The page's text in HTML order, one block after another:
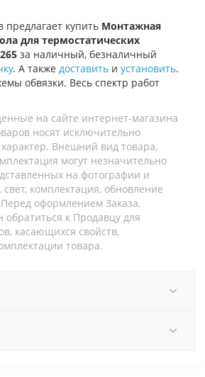
предлагает купить Монтажная
для термостатических
за наличный, безналичный
. А также доставить и установить.
обвязки. Весь спектр работ
на сайте интернет-магазина
носят исключительно
Внешний вид товара,
могут незначительно
на фотографии и
свет, комплектация, обновление
оформлением Заказа,
обратиться к Продавцу для
касающихся свойств,
товара.